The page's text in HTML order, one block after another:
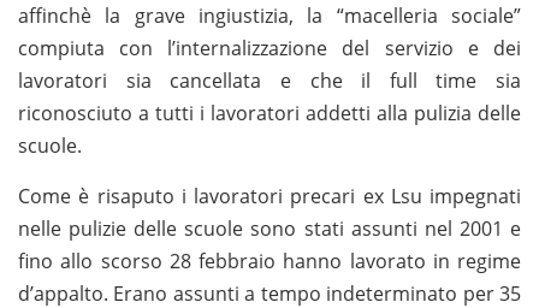
affinchè la grave ingiustizia, la “macelleria sociale”
compiuta con l’internalizzazione del servizio e dei
lavoratori sia cancellata e che il full time sia
riconosciuto a tutti i lavoratori addetti alla pulizia delle
scuole.
Come è risaputo i lavoratori precari ex Lsu impegnati
nelle pulizie delle scuole sono stati assunti nel 2001 e
fino allo scorso 28 febbraio hanno lavorato in regime
d’appalto. Erano assunti a tempo indeterminato per 35